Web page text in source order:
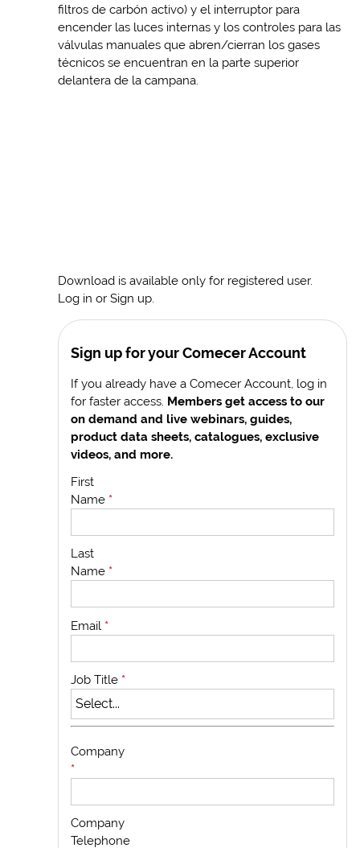
filtros de carbón activo) y el interruptor para
encender las luces internas y los controles para las
válvulas manuales que abren/cierran los gases
técnicos se encuentran en la parte superior
delantera de la campana.
Download is available only for registered user.
Log in or Sign up.
Sign up for your Comecer Account
If you already have a Comecer Account, log in
for faster access. Members get access to our
on demand and live webinars, guides,
product data sheets, catalogues, exclusive
videos, and more.
First
Name *
Last
Name *
Email *
Job Title *
Company
*
Company
Telephone